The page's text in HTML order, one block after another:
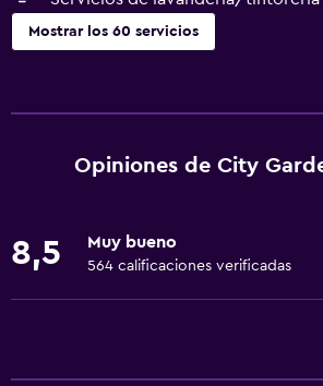
Mostrar los 60 servicios
Wifi gratis
Extinguidor
Opiniones de City
8,5 Muy bueno
564 calificaciones verificadas